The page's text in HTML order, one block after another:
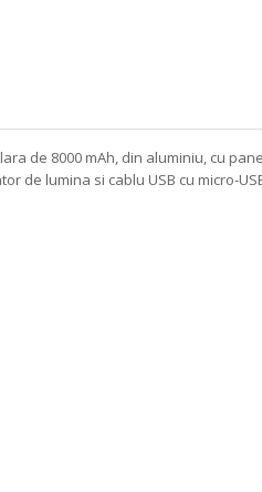
de 8000 mAh, din aluminiu, cu
de lumina si cablu USB cu micro-